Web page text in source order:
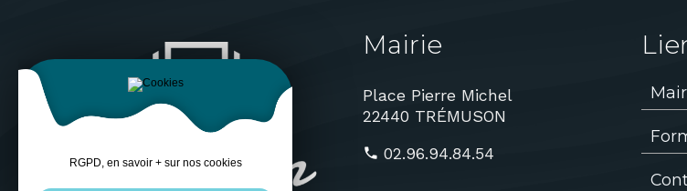
Mairie
Place Pierre Michel
22440 TRÉMUSON
02.96.94.84.54
RGPD, en savoir + sur nos cookies